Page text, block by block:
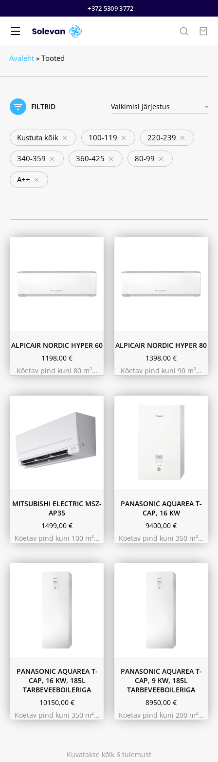
+372 5309 3772
Avaleht » Tooted
FILTRID
Kustuta kõik 100-119 220-239
340-359 360-425 80-99
A++
ALPICAIR NORDIC HYPER 60
1198,00 €
Köetav pind kuni 80 m²…
ALPICAIR NORDIC HYPER 80
1398,00 €
Köetav pind kuni 90 m²…
MITSUBISHI ELECTRIC MSZ-
AP35
1499,00 €
Köetav pind kuni 100 m²…
PANASONIC AQUAREA T-
CAP, 16 KW
9400,00 €
Köetav pind kuni 350 m²…
PANASONIC AQUAREA T-
CAP, 16 KW, 185L
TARBEVEEBOILERIGA
10150,00 €
Köetav pind kuni 350 m²…
PANASONIC AQUAREA T-
CAP, 9 KW, 185L
TARBEVEEBOILERIGA
8950,00 €
Köetav pind kuni 200 m²…
Kuvatakse kõik 6 tulemust